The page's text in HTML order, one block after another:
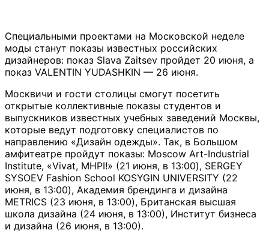
Специальными проектами на Московской неделе
моды станут показы известных российских
дизайнеров: показ Slava Zaitsev пройдет 20 июня, а
показ VALENTIN YUDASHKIN — 26 июня.
Москвичи и гости столицы смогут посетить
открытые коллективные показы студентов и
выпускников известных учебных заведений Москвы,
которые ведут подготовку специалистов по
направлению «Дизайн одежды». Так, в Большом
амфитеатре пройдут показы: Moscow Art-Industrial
Institute, «Vivat, MHPI!» (21 июня, в 13:00), SERGEY
SYSOEV Fashion School KOSYGIN UNIVERSITY (22
июня, в 13:00), Академия брендинга и дизайна
METRICS (23 июня, в 13:00), Британская высшая
школа дизайна (24 июня, в 13:00), Институт бизнеса
и дизайна (26 июня, в 13:00).